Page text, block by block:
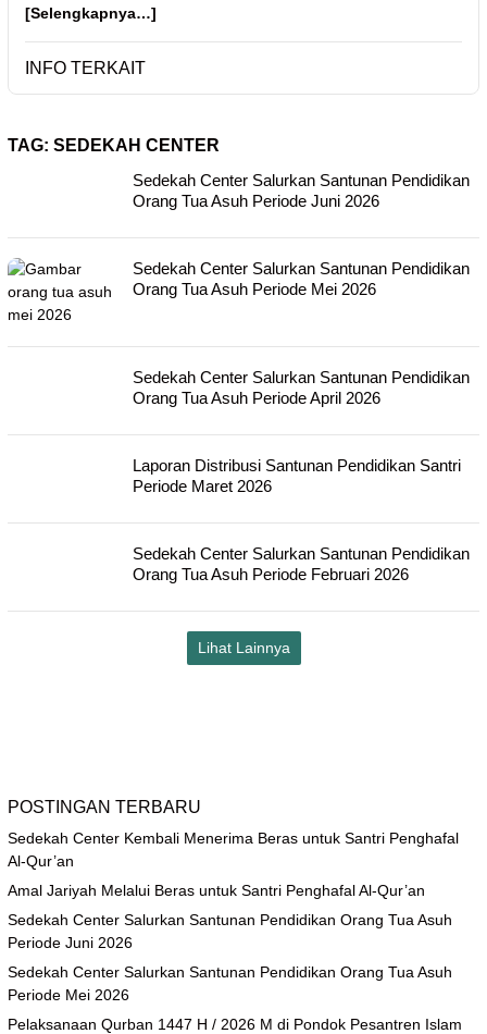
[Selengkapnya…]
INFO TERKAIT
TAG: SEDEKAH CENTER
Sedekah Center Salurkan Santunan Pendidikan
Orang Tua Asuh Periode Juni 2026
Sedekah Center Salurkan Santunan Pendidikan
Orang Tua Asuh Periode Mei 2026
Sedekah Center Salurkan Santunan Pendidikan
Orang Tua Asuh Periode April 2026
Laporan Distribusi Santunan Pendidikan Santri
Periode Maret 2026
Sedekah Center Salurkan Santunan Pendidikan
Orang Tua Asuh Periode Februari 2026
Lihat Lainnya
POSTINGAN TERBARU
Sedekah Center Kembali Menerima Beras untuk Santri Penghafal
Al-Qur’an
Amal Jariyah Melalui Beras untuk Santri Penghafal Al-Qur’an
Sedekah Center Salurkan Santunan Pendidikan Orang Tua Asuh
Periode Juni 2026
Sedekah Center Salurkan Santunan Pendidikan Orang Tua Asuh
Periode Mei 2026
Pelaksanaan Qurban 1447 H / 2026 M di Pondok Pesantren Islam